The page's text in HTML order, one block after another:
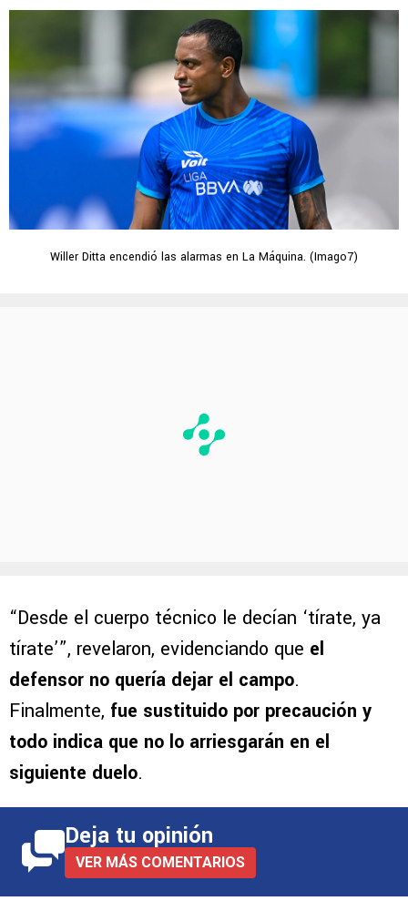
Willer Ditta encendió las alarmas en La Máquina. (Imago7)
“Desde el cuerpo técnico le decían ‘tírate, ya
tírate’”, revelaron, evidenciando que el
defensor no quería dejar el campo.
Finalmente, fue sustituido por precaución y
todo indica que no lo arriesgarán en el
siguiente duelo.
Deja tu opinión
VER MÁS COMENTARIOS